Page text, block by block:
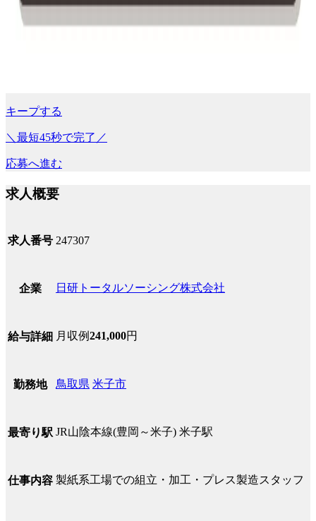
キープする
＼最短45秒で完了／
応募へ進む
求人概要
求人番号 247307
企業 日研トータルソーシング株式会社
給与詳細 月収例241,000円
勤務地 鳥取県 米子市
最寄り駅 JR山陰本線(豊岡～米子) 米子駅
仕事内容 製紙系工場での組立・加工・プレス製造スタッフ